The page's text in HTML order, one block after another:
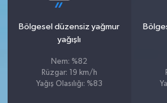
Bölgesel düzensiz yağmur
yağışlı
Nem: %82
Rüzgar: 19 km/h
Yağış Olasılığı: %83